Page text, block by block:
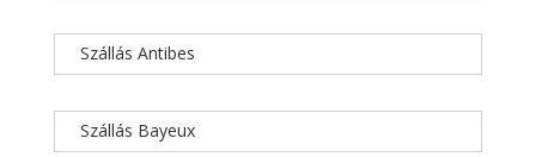
Szállás Antibes
Szállás Bayeux